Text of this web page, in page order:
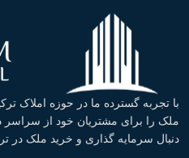
با تجربه گسترده ما در حوزه املاک
ملک را برای مشتریان خود از سراسر
دنبال سرمایه گذاری و خرید ملک در